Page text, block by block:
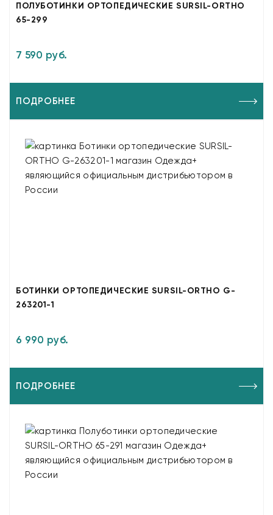
ПОЛУБОТИНКИ ОРТОПЕДИЧЕСКИЕ SURSIL-ORTHO
65-299
7 590 руб.
ПОДРОБНЕЕ
БОТИНКИ ОРТОПЕДИЧЕСКИЕ SURSIL-ORTHO G-
263201-1
6 990 руб.
ПОДРОБНЕЕ